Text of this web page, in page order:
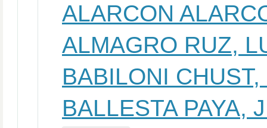
ALARCON
ALMAGRO RUZ,
BABILONI
BALLESTA PAYA,